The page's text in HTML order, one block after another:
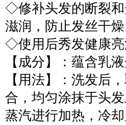
◇修补头发的断裂
滋润，防止发丝干燥
◇使用后秀发健康
【成分】：蕴含乳
【用法】：洗发后
合，均匀涂抹于头
蒸汽进行加热，冷